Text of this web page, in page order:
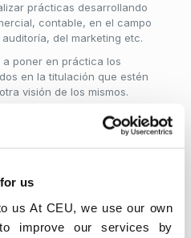
us
us At CEU, we use our own
improve our services by
prácticas desarrollando
contable, en el campo
del marketing etc.
poner en práctica los
en la titulación que estén
visión de los mismos.
hacer prácticas en una
legislación vigente exige la
de Cooperación Educativa
de 8.000 Convenios
realizar prácticas cuando